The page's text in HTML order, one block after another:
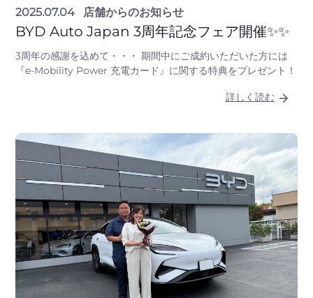
2025.07.04 店舗からのお知らせ
BYD Auto Japan 3周年記念フェア開催✨✨
3周年の感謝を込めて・・・ 期間中にご成約いただいた方には
『e-Mobility Power 充電カード』に関する特典をプレゼント！
詳しく読む